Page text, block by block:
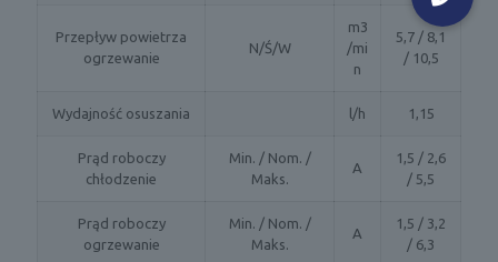
Przepływ powietrza
ogrzewanie
N/Ś/W
m3
/mi
n
5,7 / 8,1
/ 10,5
Wydajność osuszania l/h 1,15
Prąd roboczy
chłodzenie
Min. / Nom. /
Maks.
A
1,5 / 2,6
/ 5,5
Prąd roboczy
ogrzewanie
Min. / Nom. /
Maks.
A
1,5 / 3,2
/ 6,3